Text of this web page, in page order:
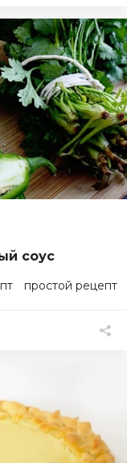
соус
простой рецепт